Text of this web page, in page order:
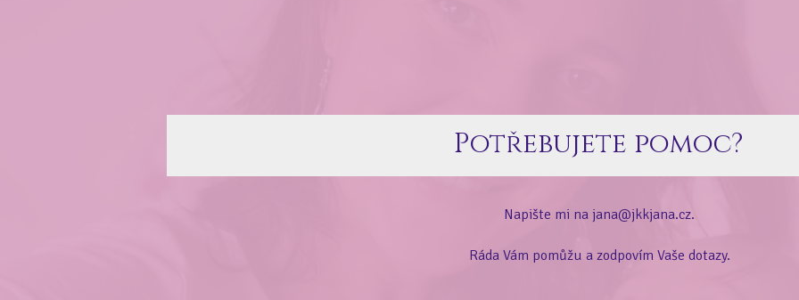
Potřebujete pomoc?
Napište mi na jana@jkkjana.cz.
Ráda Vám pomůžu a zodpovím Vaše dotazy.